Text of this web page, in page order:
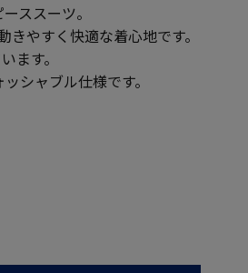
ススーツ。
やすく快適な着心地です。
ます。
シャブル仕様です。